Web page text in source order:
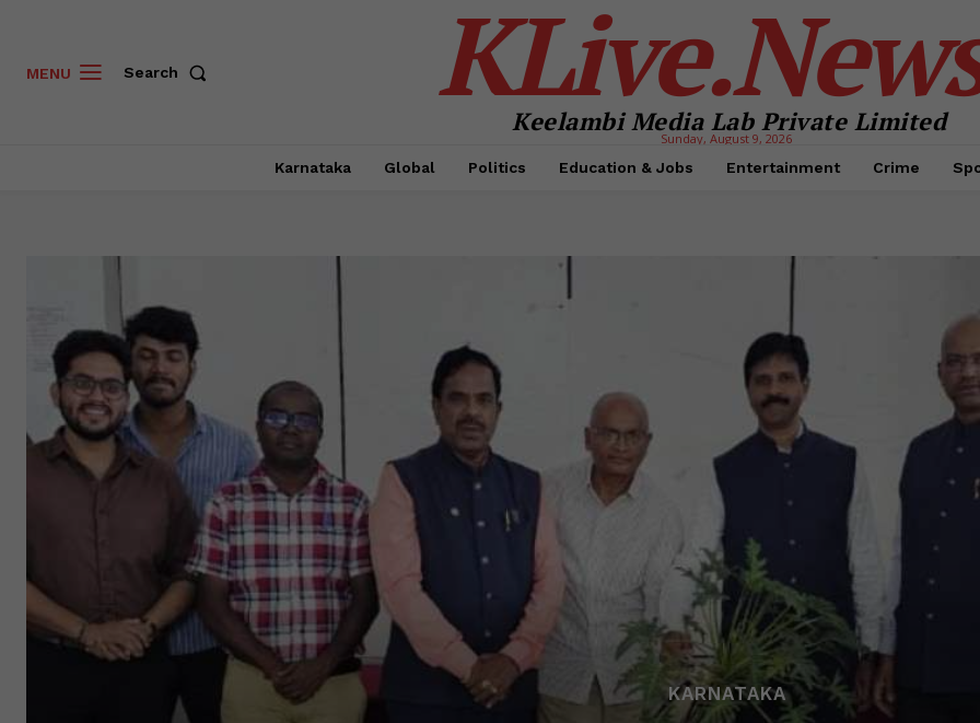
MENU Search
Keelambi Media Lab Private Limited
Sunday, August 9, 2026
Karnataka Global Politics Education & Jobs Entertainment Crime
KARNATAKA